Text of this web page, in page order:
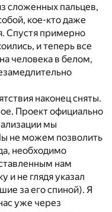
сложенных пальцев,
кое-кто даже
Спустя примерно
и теперь все
человека в белом,
наконец сняты.
Проект официально
мы
не можем позволить
необходимо
нам
и не глядя указал
за его спиной). Я
уже через